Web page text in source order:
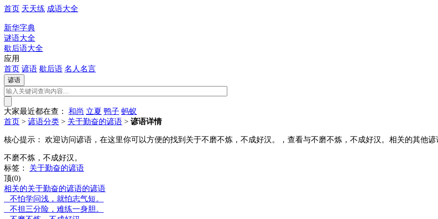
首页 天天练 成语大全
新华字典
谜语大全
歇后语大全
应用
首页 谚语 歇后语 名人名言
大家最近都在查： 和尚 立夏 鸭子 蚂蚁
首页 > 谚语分类 > 关于勤奋的谚语 > 谚语详情
核心提示： 欢迎访问谚语，在这里你可以方便的找到关于不磨不炼，不成好汉。，查看与不磨不炼，不成好汉。相关的其他谚
不磨不炼，不成好汉。
标签：
关于勤奋的谚语
顶(0)
相关的关于勤奋的谚语的谚语
不怕学问浅，就怕志气短。
不担三分险，难练一身胆。